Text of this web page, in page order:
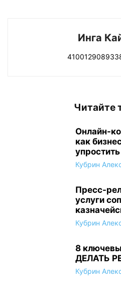
Инга
Читайте
Онлайн-
как
Кубрин
Пресс-
услуги
Кубрин
8
ДЕЛАТЬ
Кубрин